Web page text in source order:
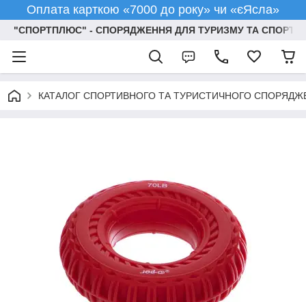
Оплата карткою «7000 до року» чи «єЯсла»
"СПОРТПЛЮС" - СПОРЯДЖЕННЯ ДЛЯ ТУРИЗМУ ТА СПОРТУ
КАТАЛОГ СПОРТИВНОГО ТА ТУРИСТИЧНОГО